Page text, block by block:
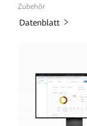
Zubehör
Datenblatt